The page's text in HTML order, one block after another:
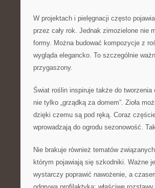
W projektach i pielęgnacji często
przez cały rok. Jednak zimozielone nie
formy. Można budować kompozycje z
wygląda elegancko. To szczególnie
przygaszony.
Świat roślin inspiruje także do
nie tylko „grządką za domem”. Zioła
dzięki czemu są pod ręką. Coraz
wprowadzają do ogrodu sezonowość.
Nie brakuje również tematów
którym pojawiają się szkodniki. Ważne
wystarczy poprawić nawożenie, a